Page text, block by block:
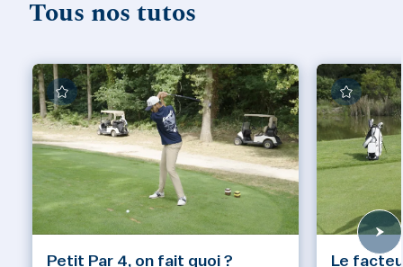
Tous nos tutos
Petit Par 4, on fait quoi ? Le